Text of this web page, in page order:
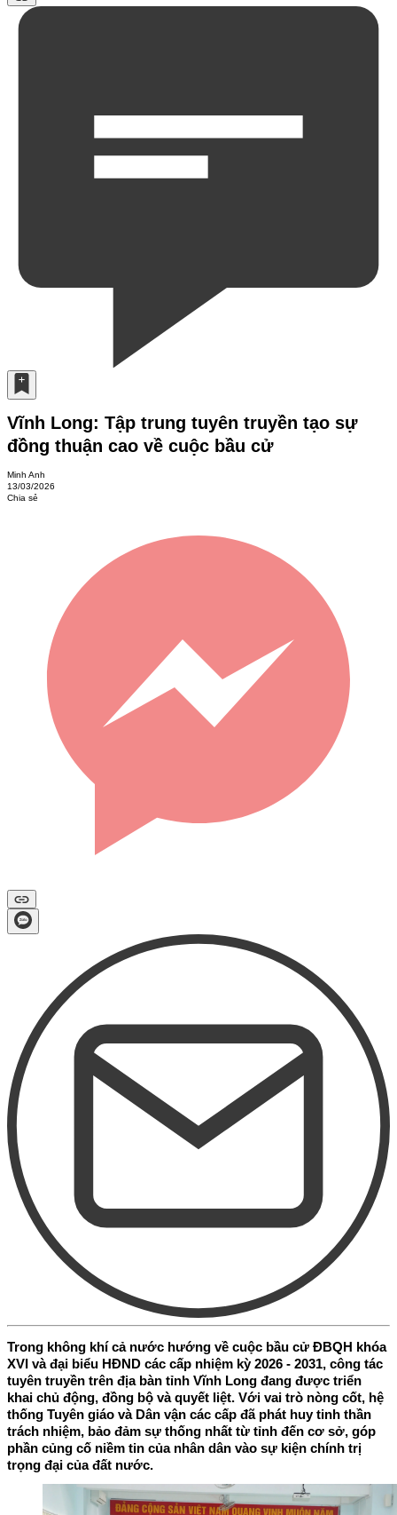
Vĩnh Long: Tập trung tuyên truyền tạo sự
đồng thuận cao về cuộc bầu cử
Minh Anh
13/03/2026
Chia sẻ
Trong không khí cả nước hướng về cuộc bầu cử ĐBQH khóa
XVI và đại biểu HĐND các cấp nhiệm kỳ 2026 - 2031, công tác
tuyên truyền trên địa bàn tỉnh Vĩnh Long đang được triển
khai chủ động, đồng bộ và quyết liệt. Với vai trò nòng cốt, hệ
thống Tuyên giáo và Dân vận các cấp đã phát huy tinh thần
trách nhiệm, bảo đảm sự thống nhất từ tỉnh đến cơ sở, góp
phần củng cố niềm tin của nhân dân vào sự kiện chính trị
trọng đại của đất nước.